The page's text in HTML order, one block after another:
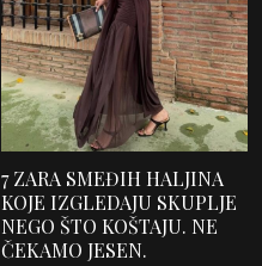
7 ZARA SMEĐIH HALJINA
KOJE IZGLEDAJU SKUPLJE
NEGO ŠTO KOŠTAJU. NE
ČEKAMO JESEN.